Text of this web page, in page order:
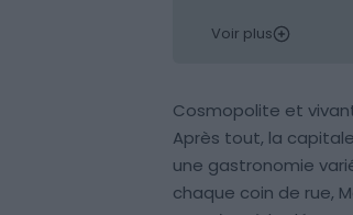
Voir plus
Cosmopolite et
Après tout, la
une gastronomie
chaque coin de rue,